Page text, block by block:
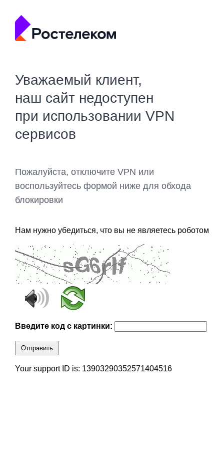
Уважаемый клиент,
наш сайт недоступен
при использовании VPN
сервисов
Пожалуйста, отключите VPN или
воспользуйтесь формой ниже для обхода
блокировки
Нам нужно убедиться, что вы не являетесь роботом
Введите код с картинки:
Отправить
Your support ID is: 13903290352571404516